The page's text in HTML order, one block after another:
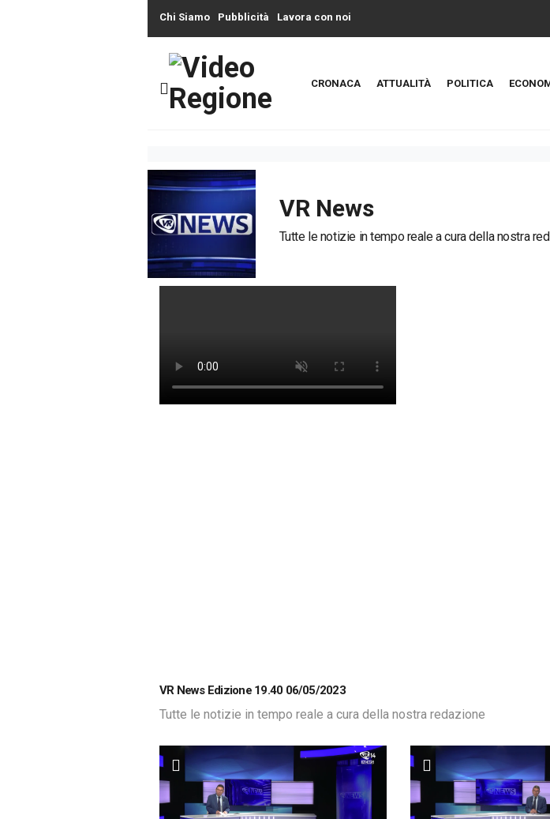
Chi Siamo Pubblicità Lavora con noi
CRONACA ATTUALITÀ POLITICA
VR News
Tutte le notizie in tempo reale a cura della nostra
VR News Edizione 19.40 06/05/2023
Tutte le notizie in tempo reale a cura della nostra redazione